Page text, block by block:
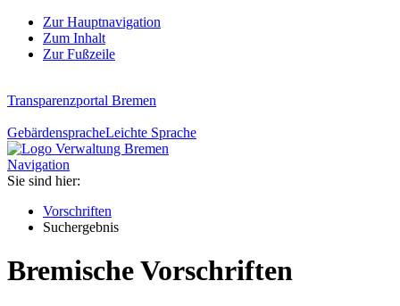
Zur Hauptnavigation
Zum Inhalt
Zur Fußzeile
Transparenzportal Bremen
GebärdenspracheLeichte Sprache
Navigation
Sie sind hier:
Vorschriften
Suchergebnis
Bremische Vorschriften